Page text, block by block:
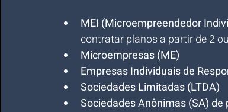
MEI (Microempreendedor
contratar planos a partir de 2
Microempresas (ME)
Empresas Individuais de
Sociedades Limitadas (LTDA)
Sociedades Anônimas (SA) de